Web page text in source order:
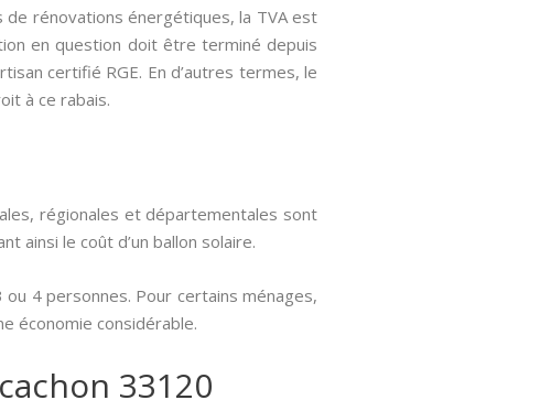
de rénovations énergétiques, la TVA est
en question doit être terminé depuis
certifié RGE. En d’autres termes, le
à ce rabais.
régionales et départementales sont
ainsi le coût d’un ballon solaire.
4 personnes. Pour certains ménages,
économie considérable.
33120